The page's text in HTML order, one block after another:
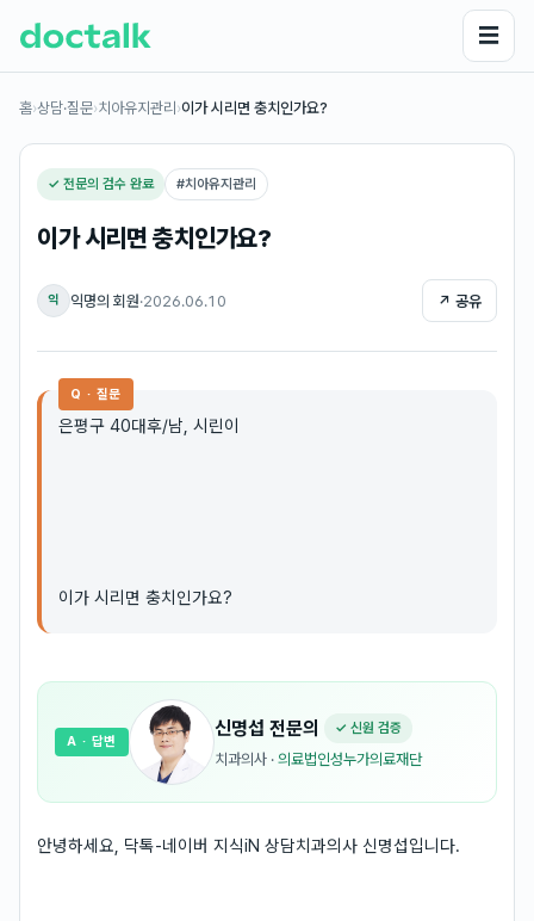
☰
홈›상담·질문›치아유지관리 ›이가 시리면 충치인가요?
✓ 전문의 검수 완료 #치아유지관리
이가 시리면 충치인가요?
익 익명의 회원·2026.06.10 ↗ 공유
Q · 질문
은평구 40대후/남, 시린이
이가 시리면 충치인가요?
신명섭 전문의 ✓ 신원 검증
치과의사 · 의료법인성누가의료재단
A · 답변
안녕하세요, 닥톡-네이버 지식iN 상담치과의사 신명섭입니다.